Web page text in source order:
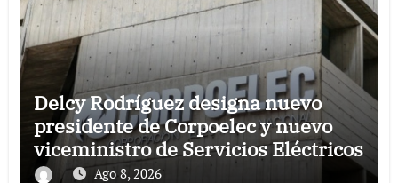
Delcy Rodríguez designa nuevo
presidente de Corpoelec y nuevo
viceministro de Servicios Eléctricos
Ago 8, 2026